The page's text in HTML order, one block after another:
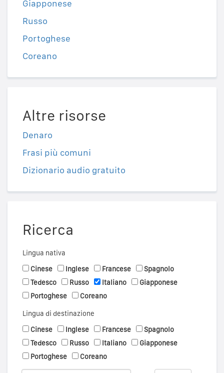
Giapponese
Russo
Portoghese
Coreano
Altre risorse
Denaro
Frasi più comuni
Dizionario audio gratuito
Ricerca
Lingua nativa
Cinese
Inglese Francese
Spagnolo
Tedesco
Russo Italiano
Giapponese
Portoghese
Coreano
Lingua di destinazione
Cinese
Inglese Francese
Spagnolo
Tedesco
Russo Italiano
Giapponese
Portoghese
Coreano